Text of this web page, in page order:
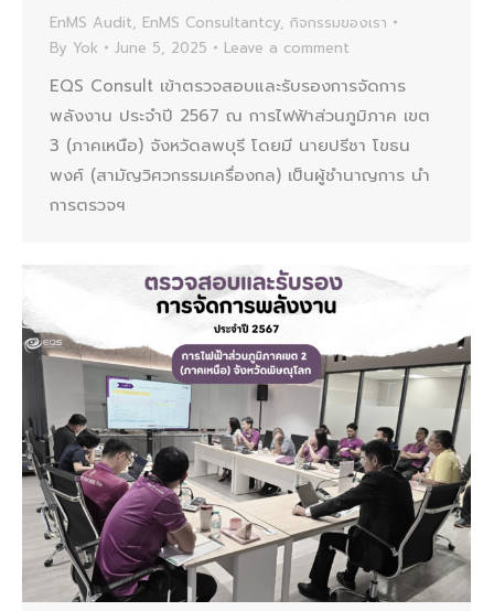
EnMS Audit, EnMS Consultantcy, กิจกรรมของเรา
By Yok June 5, 2025 Leave a comment
EQS Consult เข้าตรวจสอบและรับรองการจัดการ
พลังงาน ประจำปี 2567 ณ การไฟฟ้าส่วนภูมิภาค เขต
3 (ภาคเหนือ) จังหวัดลพบุรี โดยมี นายปรีชา โขธน
พงศ์ (สามัญวิศวกรรมเครื่องกล) เป็นผู้ชำนาญการ นำ
การตรวจฯ